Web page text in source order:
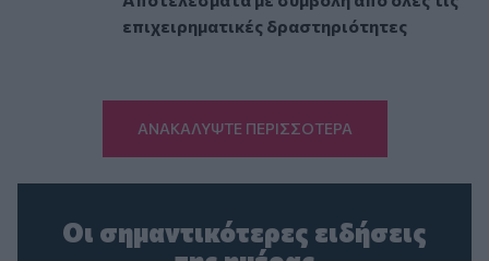
επιχειρηματικές δραστηριότητες
ΑΝΑΚΑΛΥΨΤΕ ΠΕΡΙΣΣΟΤΕΡΑ
Οι σημαντικότερες ειδήσεις